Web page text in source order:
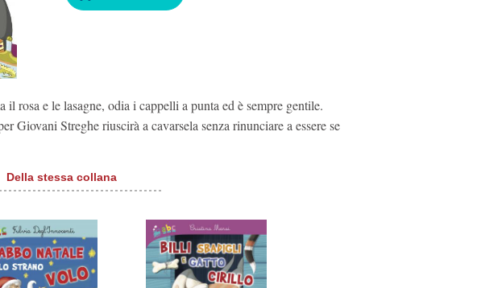
il rosa e le lasagne, odia i cappelli a punta ed è sempre gentile.
Giovani Streghe riuscirà a cavarsela senza rinunciare a essere se
Della stessa collana